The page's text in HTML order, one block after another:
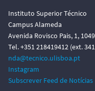
Instituto Superior Técnico
Campus Alameda
Avenida Rovisco Pais, 1,
Tel. +351 218419412 (ext.
nda@tecnico.ulisboa.pt
Instagram
Subscrever Feed de Notícias